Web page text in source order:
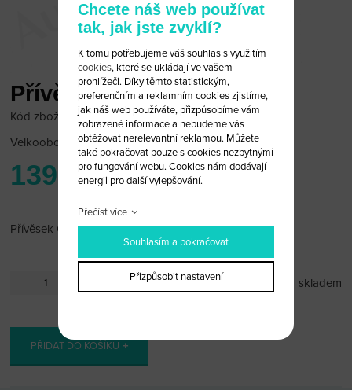
Přívěsek Opel černý +
Kód zboží: OPEL_PR63
Velkoobchodní cena: po přihlášení
139 Kč
Přívěsek Opel
skladem
PŘIDAT DO KOŠÍKU
Chcete náš web používat
tak, jak jste zvyklí?
K tomu potřebujeme váš souhlas s využitím
cookies, které se ukládají ve vašem
prohlížeči. Díky těmto statistickým,
preferenčním a reklamním cookies zjistíme,
jak náš web používáte, přizpůsobíme vám
zobrazené informace a nebudeme vás
obtěžovat nerelevantní reklamou. Můžete
také pokračovat pouze s cookies nezbytnými
pro fungování webu. Cookies nám dodávají
energii pro další vylepšování.
Přečíst více
Souhlasím a pokračovat
Přizpůsobit nastavení